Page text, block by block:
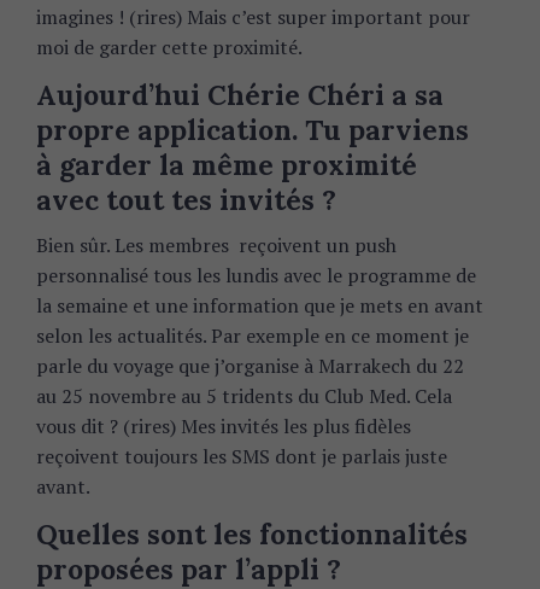
imagines ! (rires) Mais c’est super important pour
moi de garder cette proximité.
Aujourd’hui Chérie Chéri a sa
propre application. Tu parviens
à garder la même proximité
avec tout tes invités ?
Bien sûr. Les membres reçoivent un push
personnalisé tous les lundis avec le programme de
la semaine et une information que je mets en avant
selon les actualités. Par exemple en ce moment je
parle du voyage que j’organise à Marrakech du 22
au 25 novembre au 5 tridents du Club Med. Cela
vous dit ? (rires) Mes invités les plus fidèles
reçoivent toujours les SMS dont je parlais juste
avant.
Quelles sont les fonctionnalités
proposées par l’appli ?